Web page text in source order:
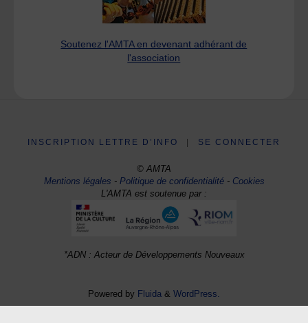
Soutenez l'AMTA en devenant adhérant de
l'association
INSCRIPTION LETTRE D’INFO SE CONNECTER
© AMTA
Mentions légales -Politique de confidentialité- Cookies
L'AMTA est soutenue par :
*ADN : Acteur de Développements Nouveaux
Powered by Fluida & WordPress.